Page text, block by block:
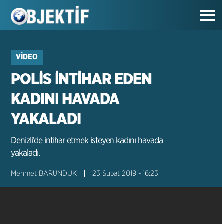
VIDEO
POLİS İNTİHAR EDEN
KADINI HAVADA
YAKALADI
Denizli’de intihar etmek isteyen kadını havada
yakaladı.
Mehmet BARUNDUK 23 Şubat 2019 - 16:23